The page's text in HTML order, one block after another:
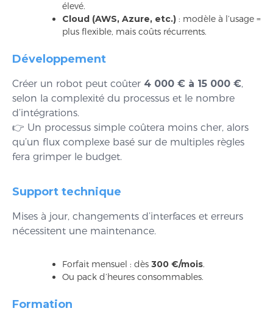
élevé.
Cloud (AWS, Azure, etc.) : modèle à l’usage =
plus flexible, mais coûts récurrents.
Développement
Créer un robot peut coûter 4 000 € à 15 000 €,
selon la complexité du processus et le nombre
d’intégrations.
👉 Un processus simple coûtera moins cher, alors
qu’un flux complexe basé sur de multiples règles
fera grimper le budget.
Support technique
Mises à jour, changements d’interfaces et erreurs
nécessitent une maintenance.
Forfait mensuel : dès 300 €/mois.
Ou pack d’heures consommables.
Formation